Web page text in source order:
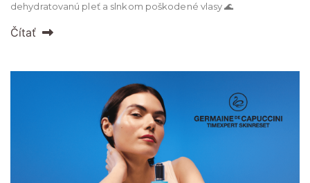
dehydratovanú pleť a slnkom poškodené vlasy 🌊
Čítať